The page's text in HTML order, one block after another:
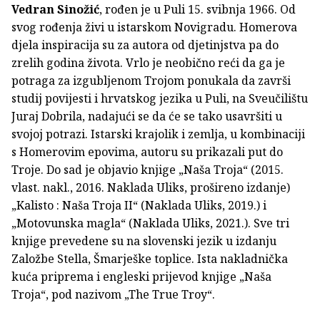
Vedran Sinožić, rođen je u Puli 15. svibnja 1966. Od
svog rođenja živi u istarskom Novigradu. Homerova
djela inspiracija su za autora od djetinjstva pa do
zrelih godina života. Vrlo je neobično reći da ga je
potraga za izgubljenom Trojom ponukala da završi
studij povijesti i hrvatskog jezika u Puli, na Sveučilištu
Juraj Dobrila, nadajući se da će se tako usavršiti u
svojoj potrazi. Istarski krajolik i zemlja, u kombinaciji
s Homerovim epovima, autoru su prikazali put do
Troje. Do sad je objavio knjige „Naša Troja“ (2015.
vlast. nakl., 2016. Naklada Uliks, prošireno izdanje)
„Kalisto : Naša Troja II“ (Naklada Uliks, 2019.) i
„Motovunska magla“ (Naklada Uliks, 2021.). Sve tri
knjige prevedene su na slovenski jezik u izdanju
Založbe Stella, Šmarješke toplice. Ista nakladnička
kuća priprema i engleski prijevod knjige „Naša
Troja“, pod nazivom „The True Troy“.